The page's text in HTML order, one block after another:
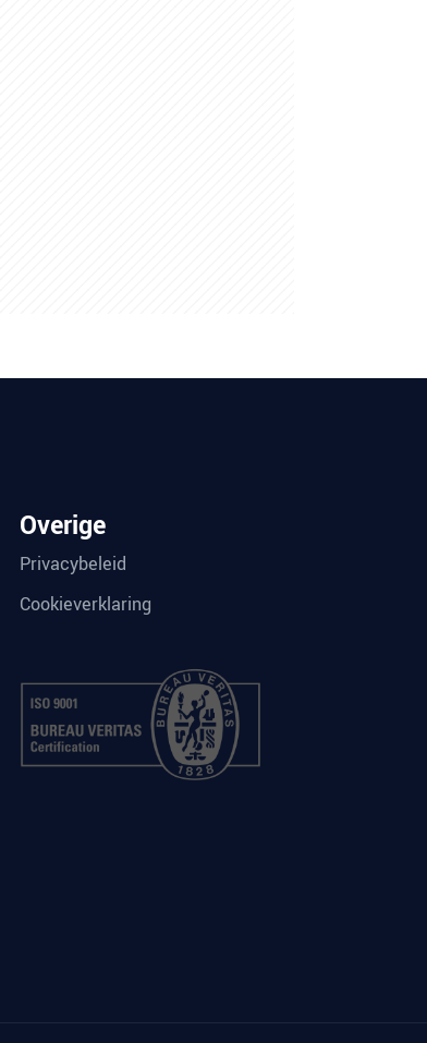
Overige
Privacybeleid
Cookieverklaring